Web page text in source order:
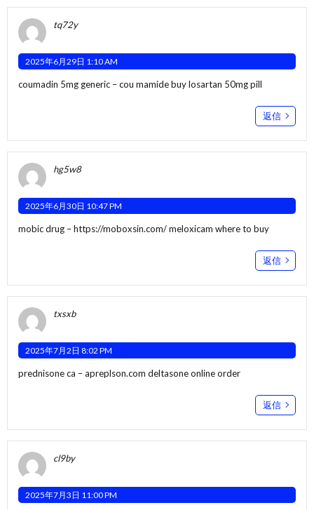
tq72y
2025年6月29日 1:10 AM
coumadin 5mg generic –cou mamidebuy losartan 50mg pill
返信
hg5w8
2025年6月30日 10:47 PM
mobic drug –https://moboxsin.com/meloxicam where to buy
返信
txsxb
2025年7月2日 8:02 PM
prednisone ca –apreplson.com deltasone online order
返信
cl9by
2025年7月3日 11:00 PM